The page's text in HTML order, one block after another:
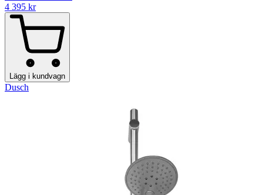
4 395 kr
Lägg i kundvagn
Dusch